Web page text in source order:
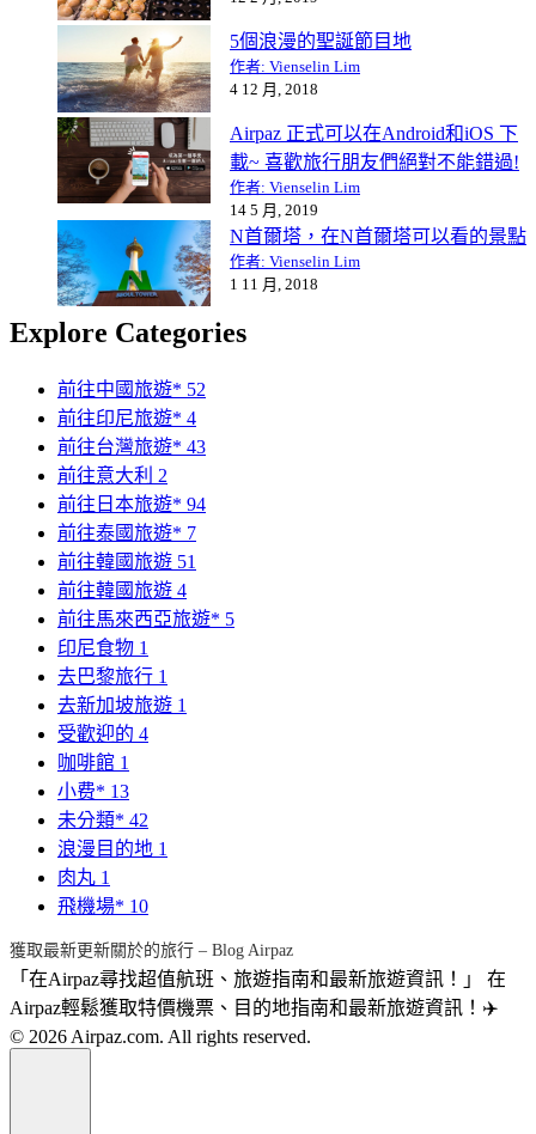
5個浪漫的聖誕節目地
作者: Vienselin Lim
4 12 月, 2018
Airpaz 正式可以在Android和iOS 下
載~ 喜歡旅行朋友們絕對不能錯過!
作者: Vienselin Lim
14 5 月, 2019
N首爾塔，在N首爾塔可以看的景點
作者: Vienselin Lim
1 11 月, 2018
Explore Categories
前往中國旅遊* 52
前往印尼旅遊* 4
前往台灣旅遊* 43
前往意大利 2
前往日本旅遊* 94
前往泰國旅遊* 7
前往韓國旅遊 51
前往韓國旅遊 4
前往馬來西亞旅遊* 5
印尼食物 1
去巴黎旅行 1
去新加坡旅遊 1
受歡迎的 4
咖啡館 1
小费* 13
未分類* 42
浪漫目的地 1
肉丸 1
飛機場* 10
獲取最新更新關於的旅行 – Blog Airpaz
「在Airpaz尋找超值航班、旅遊指南和最新旅遊資訊！」 在
Airpaz輕鬆獲取特價機票、目的地指南和最新旅遊資訊！✈️
© 2026 Airpaz.com. All rights reserved.